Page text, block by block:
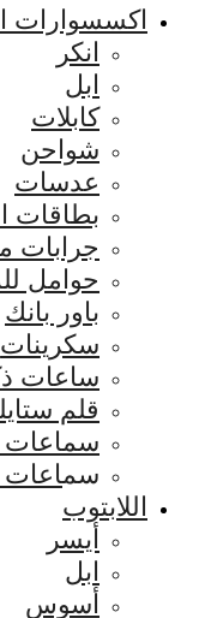
اكسسوارات
انكر
ابل
كابلات
شواحن
عدسات
بطاقات
جرابات
حوامل
باور بانك
سكرينات
ساعات
قلم
سماعات
سماعات
اللابتوب
أيسر
ابل
أسوس